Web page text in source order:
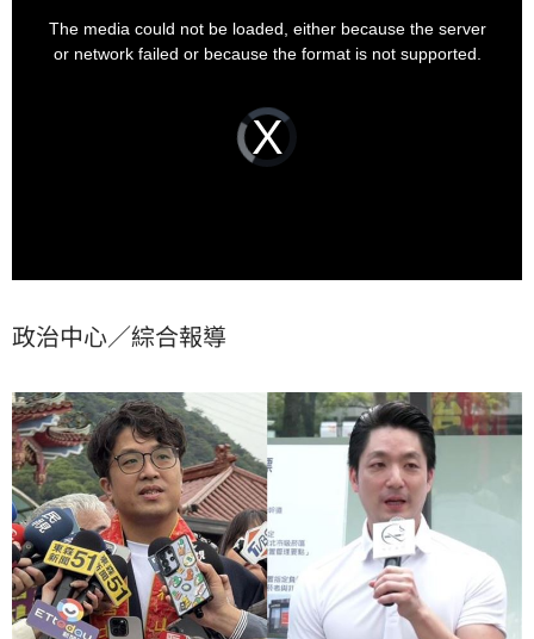
他更幽默地說，這次台北市長選舉，自己已經很明顯沒
有蔣萬安帥。
Video
Player
is
loading.
The media could not be loaded, either because the server
or network failed or because the format is not supported.
政治中心／綜合報導